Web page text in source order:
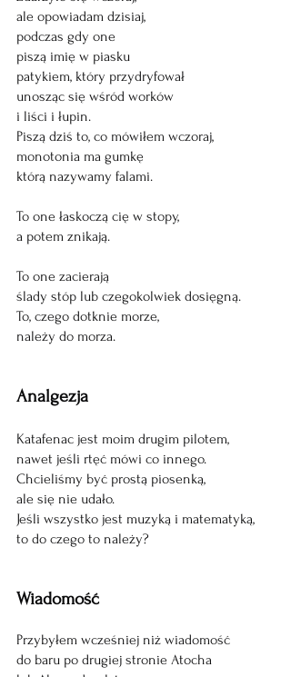
ale opowiadam dzisiaj,
podczas gdy one
piszą imię w piasku
patykiem, który przydryfował
unosząc się wśród worków
i liści i łupin.
Piszą dziś to, co mówiłem wczoraj,
monotonia ma gumkę
którą nazywamy falami.
To one łaskoczą cię w stopy,
a potem znikają.
To one zacierają
ślady stóp lub czegokolwiek dosięgną.
To, czego dotknie morze,
należy do morza.
Analgezja
Katafenac jest moim drugim pilotem,
nawet jeśli rtęć mówi co innego.
Chcieliśmy być prostą piosenką,
ale się nie udało.
Jeśli wszystko jest muzyką i matematyką,
to do czego to należy?
Wiadomość
Przybyłem wcześniej niż wiadomość
do baru po drugiej stronie Atocha